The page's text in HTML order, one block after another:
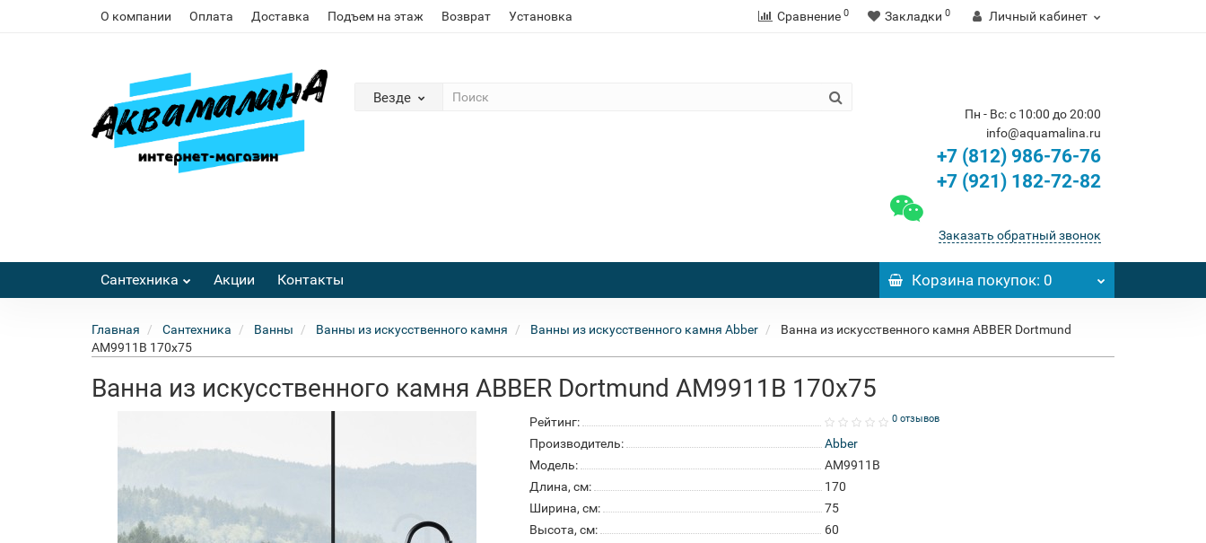
О компании Оплата Доставка Подъем на этаж Возврат Установка Сравнение 0 Закладки 0 Личный кабинет
Везде
Пн - Вс: с 10:00 до 20:00
info@aquamalina.ru
+7 (812) 986-76-76
+7 (921) 182-72-82
Заказать обратный звонок
Сантехника Акции Контакты Корзинапокупок: 0
Главная Сантехника Ванны Ванны из искусственного камня Ванны из искусственного камня Abber
Ванна из искусственного камня ABBER Dortmund
AM9911B 170x75
Ванна из искусственного камня ABBER Dortmund AM9911B 170x75
Рейтинг: 0 отзывов
Производитель:
Abber
Модель:
AM9911B
Длина, см:
170
Ширина, см:
75
Высота, см:
60